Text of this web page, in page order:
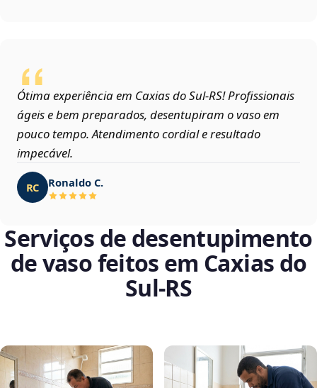
Ótima experiência em Caxias do Sul‑RS! Profissionais
ágeis e bem preparados, desentupiram o vaso em
pouco tempo. Atendimento cordial e resultado
impecável.
RC Ronaldo C.
Serviços de desentupimento
de vaso feitos em Caxias do
Sul‑RS